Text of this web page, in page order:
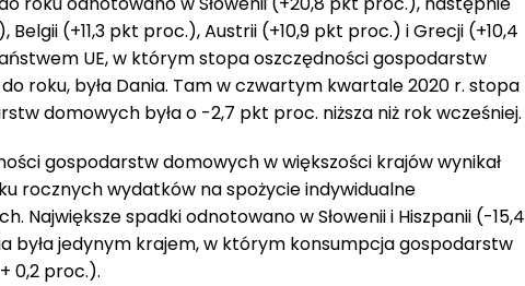
Belgii (+11,3 pkt proc.), Austrii (+10,9 pkt proc.) i Grecji (+10,4
UE, w którym stopa oszczędności gospodarstw
roku, była Dania. Tam w czwartym kwartale 2020 r. stopa
domowych była o -2,7 pkt proc. niższa niż rok wcześniej.
gospodarstw domowych w większości krajów wynikał
rocznych wydatków na spożycie indywidualne
Największe spadki odnotowano w Słowenii i Hiszpanii (-15,4
była jedynym krajem, w którym konsumpcja gospodarstw
0,2 proc.).